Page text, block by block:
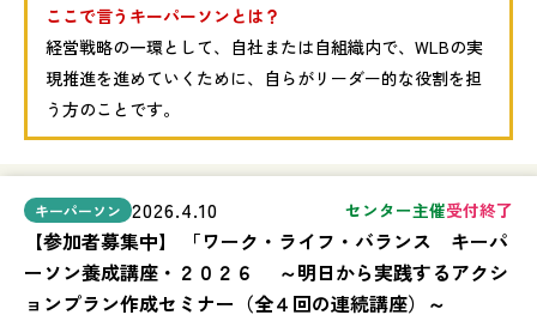
ここで言うキーパーソンとは？
経営戦略の一環として、自社または自組織内で、WLBの実
現推進を進めていくために、自らがリーダー的な役割を担
う方のことです。
2026.4.10 センター主催受付終了
【参加者募集中】 「ワーク・ライフ・バランス キーパ
ーソン養成講座・２０２６ ～明日から実践するアクシ
ョンプラン作成セミナー（全４回の連続講座）～